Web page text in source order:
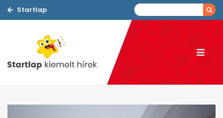
Startlap